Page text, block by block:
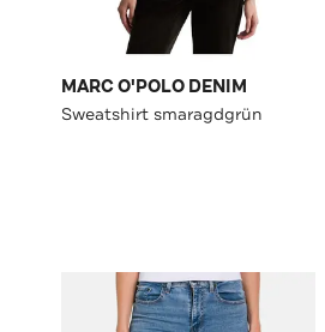
MARC O'POLO DENIM
Sweatshirt smaragdgrün